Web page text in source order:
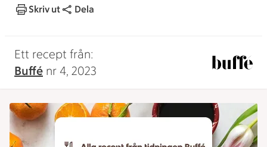
Skriv ut Dela
Ett recept från:
Buffé nr 4, 2023